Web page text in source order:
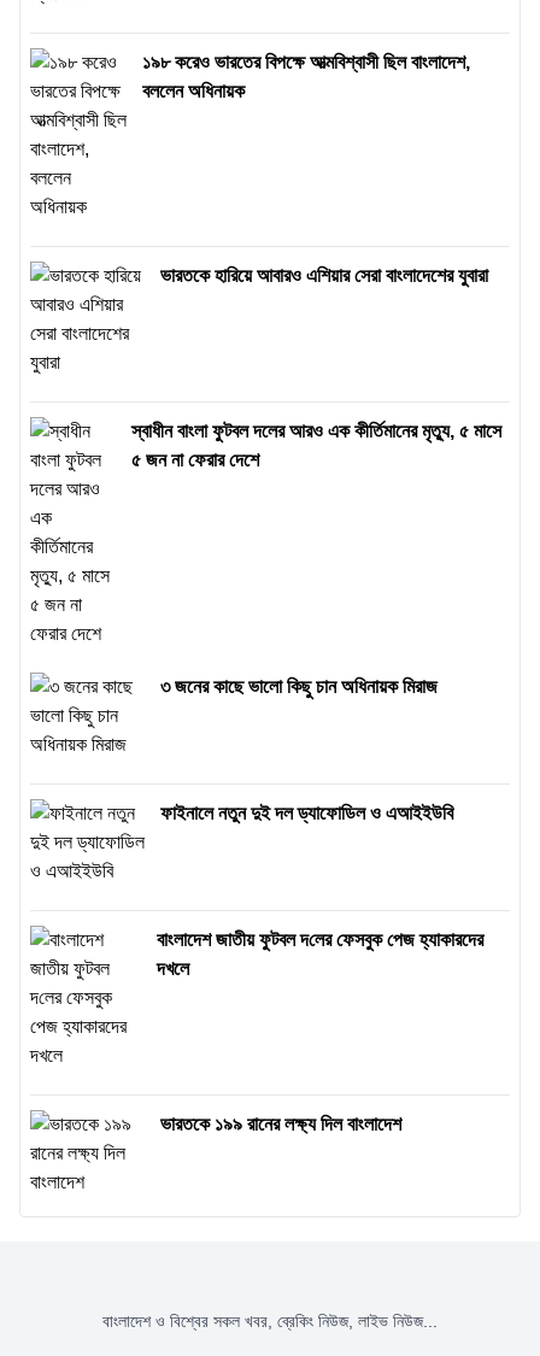
১৯৮ করেও ভারতের বিপক্ষে আত্মবিশ্বাসী ছিল বাংলাদেশ,
বললেন অধিনায়ক
ভারতকে হারিয়ে আবারও এশিয়ার সেরা বাংলাদেশের যুবারা
স্বাধীন বাংলা ফুটবল দলের আরও এক কীর্তিমানের মৃত্যু, ৫ মাসে
৫ জন না ফেরার দেশে
৩ জনের কাছে ভালো কিছু চান অধিনায়ক মিরাজ
ফাইনালে নতুন দুই দল ড্যাফোডিল ও এআইইউবি
বাংলাদেশ জাতীয় ফুটবল দ‌লের ফেসবুক পেজ হ্যাকারদের
দখলে
ভারতকে ১৯৯ রানের লক্ষ্য দিল বাংলাদেশ
বাংলাদেশ ও বিশ্বের সকল খবর, ব্রেকিং নিউজ, লাইভ নিউজ...